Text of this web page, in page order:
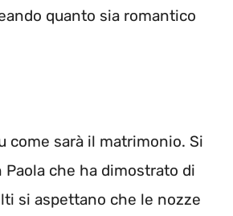
quanto sia romantico
come sarà il matrimonio. Si
che ha dimostrato di
si aspettano che le nozze